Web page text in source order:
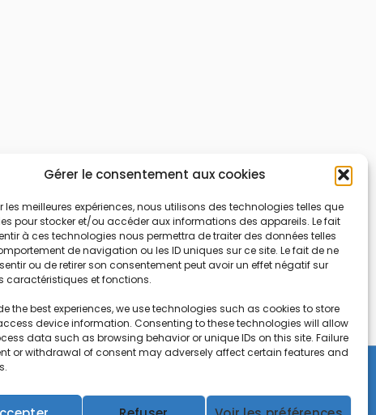
Gérer le consentement aux cookies
les meilleures expériences, nous utilisons des technologies telles que
pour stocker et/ou accéder aux informations des appareils. Le fait
à ces technologies nous permettra de traiter des données telles
de navigation ou les ID uniques sur ce site. Le fait de ne
ou de retirer son consentement peut avoir un effet négatif sur
caractéristiques et fonctions.
the best experiences, we use technologies such as cookies to store
device information. Consenting to these technologies will allow
data such as browsing behavior or unique IDs on this site. Failure
or withdrawal of consent may adversely affect certain features and